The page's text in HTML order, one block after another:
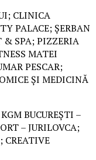
CLINICA
PALACE; ȘERBAN
& SPA; PIZZERIA
MATEI
PESCAR;
ȘI MEDICINĂ
BUCUREȘTI –
– JURILOVCA;
CREATIVE